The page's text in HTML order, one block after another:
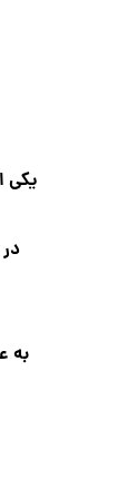
یکی
به